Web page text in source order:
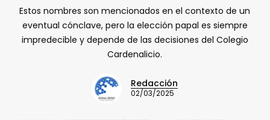
Estos nombres son mencionados en el contexto de un
eventual cónclave, pero la elección papal es siempre
impredecible y depende de las decisiones del Colegio
Cardenalicio.
Redacción
02/03/2025